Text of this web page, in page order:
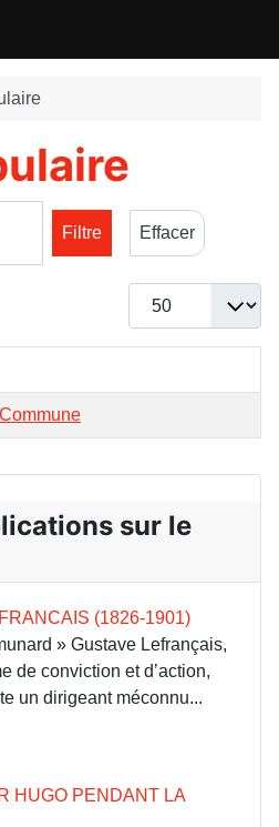
Filtre
Effacer
Afficher #
sur le
(1826-1901)
» Gustave Lefrançais,
de conviction et d’action,
un dirigeant méconnu...
HUGO PENDANT LA